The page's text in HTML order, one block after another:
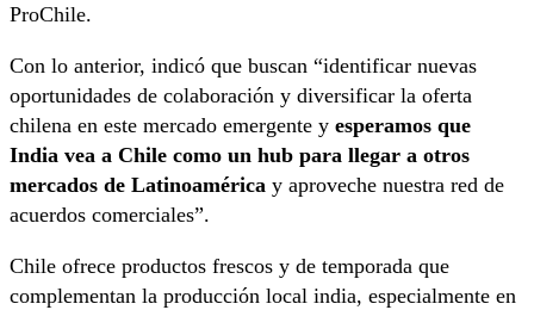
ProChile.
Con lo anterior, indicó que buscan “identificar nuevas
oportunidades de colaboración y diversificar la oferta
chilena en este mercado emergente y esperamos que
India vea a Chile como un hub para llegar a otros
mercados de Latinoamérica y aproveche nuestra red de
acuerdos comerciales”.
Chile ofrece productos frescos y de temporada que
complementan la producción local india, especialmente en